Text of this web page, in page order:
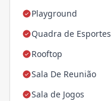
Playground
Quadra de Esportes
Rooftop
Sala De Reunião
Sala de Jogos